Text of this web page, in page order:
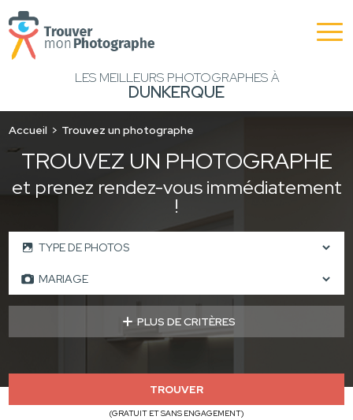
LES MEILLEURS PHOTOGRAPHES À
DUNKERQUE
Accueil Trouvez un photographe
TROUVEZ UN PHOTOGRAPHE
et prenez rendez-vous immédiatement
!
PLUS DE CRITÈRES
TROUVER
(GRATUIT ET SANS ENGAGEMENT)